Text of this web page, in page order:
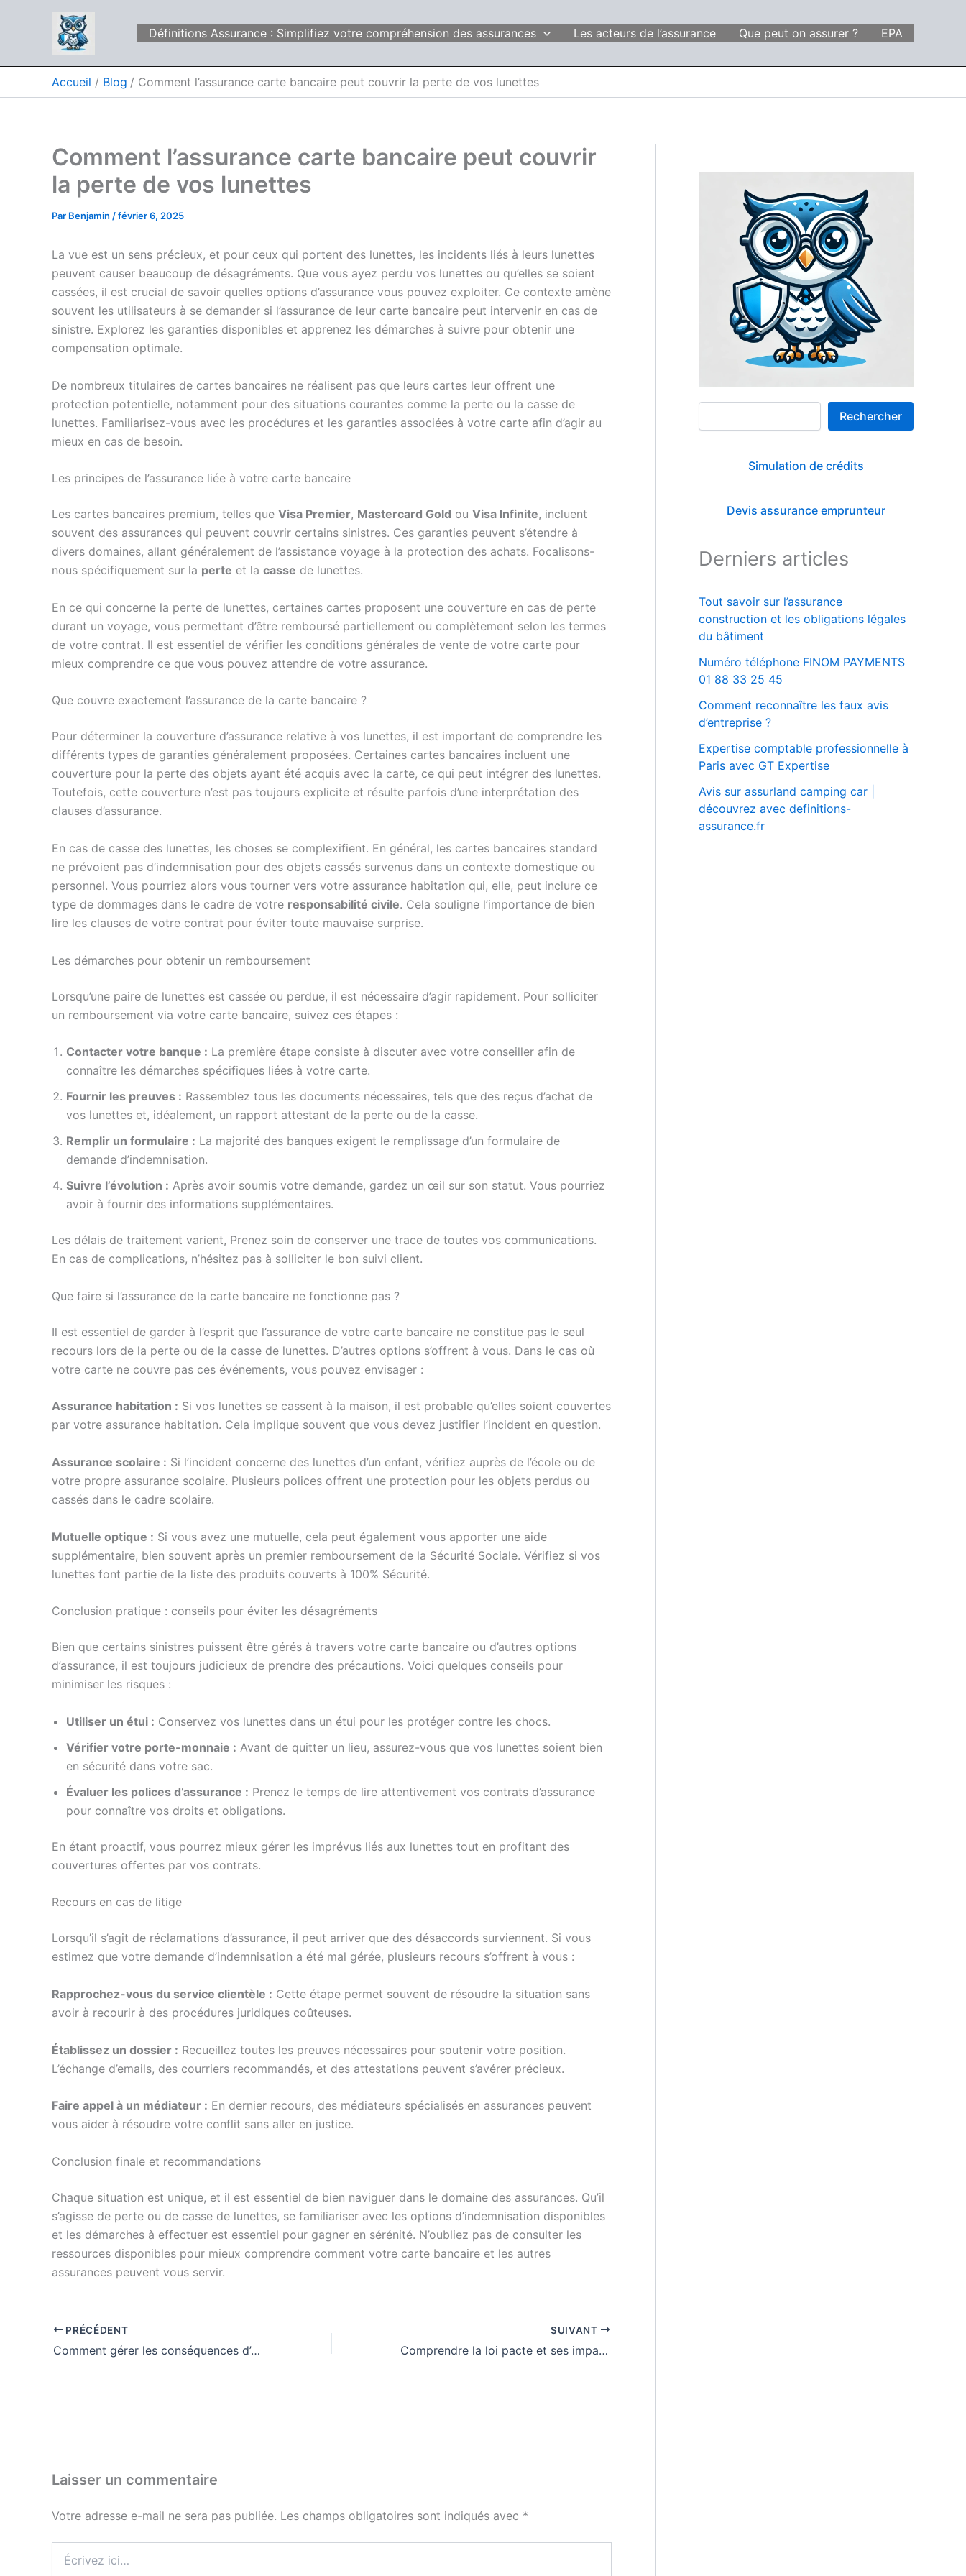
Définitions Assurance : Simplifiez votre compréhension des assurances Les acteurs de l’assurance Que peut on assurer ? EPA
Accueil Blog Comment l’assurance carte bancaire peut couvrir la perte de vos lunettes
Comment l’assurance carte bancaire peut couvrir
la perte de vos lunettes
Par Benjamin /février 6, 2025
La vue est un sens précieux, et pour ceux qui portent des lunettes, les incidents liés à leurs lunettes
peuvent causer beaucoup de désagréments. Que vous ayez perdu vos lunettes ou qu’elles se soient
cassées, il est crucial de savoir quelles options d’assurance vous pouvez exploiter. Ce contexte amène
souvent les utilisateurs à se demander si l’assurance de leur carte bancaire peut intervenir en cas de
sinistre. Explorez les garanties disponibles et apprenez les démarches à suivre pour obtenir une
compensation optimale.
De nombreux titulaires de cartes bancaires ne réalisent pas que leurs cartes leur offrent une
protection potentielle, notamment pour des situations courantes comme la perte ou la casse de
lunettes. Familiarisez-vous avec les procédures et les garanties associées à votre carte afin d’agir au
mieux en cas de besoin.
Les principes de l’assurance liée à votre carte bancaire
Les cartes bancaires premium, telles que Visa Premier, Mastercard Gold ou Visa Infinite, incluent
souvent des assurances qui peuvent couvrir certains sinistres. Ces garanties peuvent s’étendre à
divers domaines, allant généralement de l’assistance voyage à la protection des achats. Focalisons-
nous spécifiquement sur la perte et la casse de lunettes.
En ce qui concerne la perte de lunettes, certaines cartes proposent une couverture en cas de perte
durant un voyage, vous permettant d’être remboursé partiellement ou complètement selon les termes
de votre contrat. Il est essentiel de vérifier les conditions générales de vente de votre carte pour
mieux comprendre ce que vous pouvez attendre de votre assurance.
Que couvre exactement l’assurance de la carte bancaire ?
Pour déterminer la couverture d’assurance relative à vos lunettes, il est important de comprendre les
différents types de garanties généralement proposées. Certaines cartes bancaires incluent une
couverture pour la perte des objets ayant été acquis avec la carte, ce qui peut intégrer des lunettes.
Toutefois, cette couverture n’est pas toujours explicite et résulte parfois d’une interprétation des
clauses d’assurance.
En cas de casse des lunettes, les choses se complexifient. En général, les cartes bancaires standard
ne prévoient pas d’indemnisation pour des objets cassés survenus dans un contexte domestique ou
personnel. Vous pourriez alors vous tourner vers votre assurance habitation qui, elle, peut inclure ce
type de dommages dans le cadre de votre responsabilité civile. Cela souligne l’importance de bien
lire les clauses de votre contrat pour éviter toute mauvaise surprise.
Les démarches pour obtenir un remboursement
Lorsqu’une paire de lunettes est cassée ou perdue, il est nécessaire d’agir rapidement. Pour solliciter
un remboursement via votre carte bancaire, suivez ces étapes :
Contacter votre banque : La première étape consiste à discuter avec votre conseiller afin de
connaître les démarches spécifiques liées à votre carte.
Fournir les preuves : Rassemblez tous les documents nécessaires, tels que des reçus d’achat de
vos lunettes et, idéalement, un rapport attestant de la perte ou de la casse.
Remplir un formulaire : La majorité des banques exigent le remplissage d’un formulaire de
demande d’indemnisation.
Suivre l’évolution : Après avoir soumis votre demande, gardez un œil sur son statut. Vous pourriez
avoir à fournir des informations supplémentaires.
Les délais de traitement varient, Prenez soin de conserver une trace de toutes vos communications.
En cas de complications, n’hésitez pas à solliciter le bon suivi client.
Que faire si l’assurance de la carte bancaire ne fonctionne pas ?
Il est essentiel de garder à l’esprit que l’assurance de votre carte bancaire ne constitue pas le seul
recours lors de la perte ou de la casse de lunettes. D’autres options s’offrent à vous. Dans le cas où
votre carte ne couvre pas ces événements, vous pouvez envisager :
Assurance habitation : Si vos lunettes se cassent à la maison, il est probable qu’elles soient couvertes
par votre assurance habitation. Cela implique souvent que vous devez justifier l’incident en question.
Assurance scolaire : Si l’incident concerne des lunettes d’un enfant, vérifiez auprès de l’école ou de
votre propre assurance scolaire. Plusieurs polices offrent une protection pour les objets perdus ou
cassés dans le cadre scolaire.
Mutuelle optique : Si vous avez une mutuelle, cela peut également vous apporter une aide
supplémentaire, bien souvent après un premier remboursement de la Sécurité Sociale. Vérifiez si vos
lunettes font partie de la liste des produits couverts à 100% Sécurité.
Conclusion pratique : conseils pour éviter les désagréments
Bien que certains sinistres puissent être gérés à travers votre carte bancaire ou d’autres options
d’assurance, il est toujours judicieux de prendre des précautions. Voici quelques conseils pour
minimiser les risques :
Utiliser un étui : Conservez vos lunettes dans un étui pour les protéger contre les chocs.
Vérifier votre porte-monnaie : Avant de quitter un lieu, assurez-vous que vos lunettes soient bien
en sécurité dans votre sac.
Évaluer les polices d’assurance : Prenez le temps de lire attentivement vos contrats d’assurance
pour connaître vos droits et obligations.
En étant proactif, vous pourrez mieux gérer les imprévus liés aux lunettes tout en profitant des
couvertures offertes par vos contrats.
Recours en cas de litige
Lorsqu’il s’agit de réclamations d’assurance, il peut arriver que des désaccords surviennent. Si vous
estimez que votre demande d’indemnisation a été mal gérée, plusieurs recours s’offrent à vous :
Rapprochez-vous du service clientèle : Cette étape permet souvent de résoudre la situation sans
avoir à recourir à des procédures juridiques coûteuses.
Établissez un dossier : Recueillez toutes les preuves nécessaires pour soutenir votre position.
L’échange d’emails, des courriers recommandés, et des attestations peuvent s’avérer précieux.
Faire appel à un médiateur : En dernier recours, des médiateurs spécialisés en assurances peuvent
vous aider à résoudre votre conflit sans aller en justice.
Conclusion finale et recommandations
Chaque situation est unique, et il est essentiel de bien naviguer dans le domaine des assurances. Qu’il
s’agisse de perte ou de casse de lunettes, se familiariser avec les options d’indemnisation disponibles
et les démarches à effectuer est essentiel pour gagner en sérénité. N’oubliez pas de consulter les
ressources disponibles pour mieux comprendre comment votre carte bancaire et les autres
assurances peuvent vous servir.
PRÉCÉDENT
Comment gérer les conséquences d’un accident solo avec son assurance
SUIVANT
Comprendre la loi pacte et ses impacts sur l’assurance vie
Laisser un commentaire
Votre adresse e-mail ne sera pas publiée. Les champs obligatoires sont indiqués avec *
ici…
Rechercher
Rechercher
Simulation de crédits
Devis assurance emprunteur
Derniers articles
Tout savoir sur l’assurance
construction et les obligations légales
du bâtiment
Numéro téléphone FINOM PAYMENTS
01 88 33 25 45
Comment reconnaître les faux avis
d’entreprise ?
Expertise comptable professionnelle à
Paris avec GT Expertise
Avis sur assurland camping car |
découvrez avec definitions-
assurance.fr